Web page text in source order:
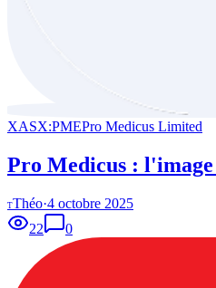
XASX:PMEPro Medicus Limited
Pro Medicus : l'image
TThéo·4 octobre 2025
22
0